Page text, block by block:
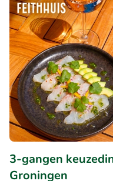
3-gangen
Groningen